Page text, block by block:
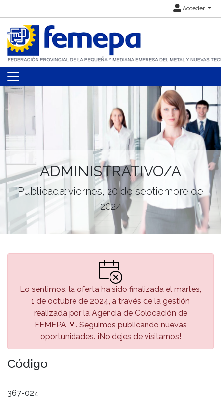
Acceder
ADMINISTRATIVO/A
Publicada: viernes, 20 de septiembre de
2024
Lo sentimos, la oferta ha sido finalizada el martes,
1 de octubre de 2024, a través de la gestión
realizada por la Agencia de Colocación de
FEMEPA 🏅. Seguimos publicando nuevas
oportunidades. ¡No dejes de visitarnos!
Código
367-024